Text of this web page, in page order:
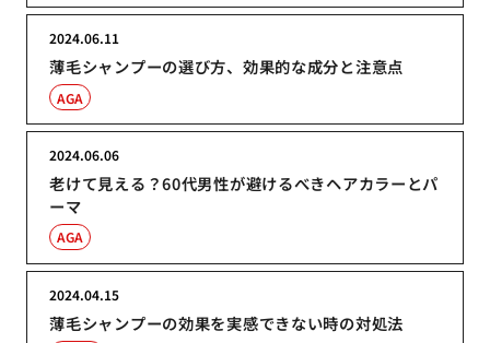
薄毛シャンプーの選び方、効果的な成分と注意点
2024.06.11
AGA
老けて見える？60代男性が避けるべきヘアカラーとパ
ーマ
2024.06.06
AGA
薄毛シャンプーの効果を実感できない時の対処法
2024.04.15